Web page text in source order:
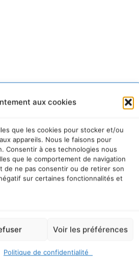
aux cookies
que les cookies pour stocker et/ou
appareils. Nous le faisons pour
Consentir à ces technologies nous
que le comportement de navigation
de ne pas consentir ou de retirer son
sur certaines fonctionnalités et
Voir les préférences
Politique de confidentialité
à la newsletter